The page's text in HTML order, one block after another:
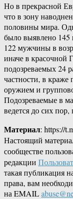
Но в прекрасной
что в зону
половины мира.
было выявлено
122 мужчины в
иначе в красочной
подозреваемых 24
частности, в краже
оружием и
Подозреваемые в
ведется до сих
Материал: https://
Настоящий
сообществе
редакции
такая публикация
права, вам
на EMAIL